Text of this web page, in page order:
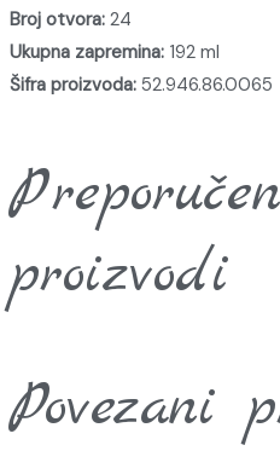
Broj otvora: 24
Ukupna zapremina: 192 ml
Šifra proizvoda: 52.946.86.0065
proizvodi
Povezani